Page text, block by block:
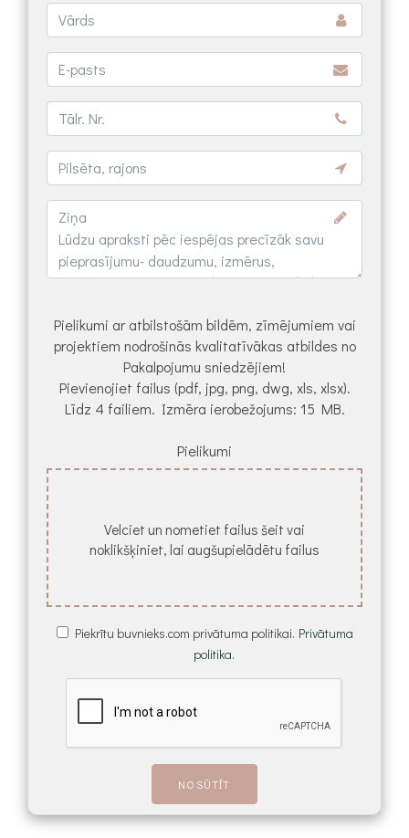
Pielikumi ar atbilstošām bildēm, zīmējumiem vai
projektiem nodrošinās kvalitatīvākas atbildes no
Pakalpojumu sniedzējiem!
Pievienojiet failus (pdf, jpg, png, dwg, xls, xlsx).
Līdz 4 failiem. Izmēra ierobežojums: 15 MB.
Pielikumi
Velciet un nometiet failus šeit vai
noklikšķiniet, lai augšupielādētu failus
Piekrītu buvnieks.com privātuma politikai. Privātuma
politika.